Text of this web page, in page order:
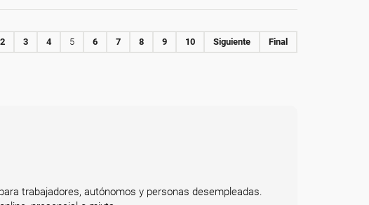
2 3 4 5 6 7 8 9 10 Siguiente Final
trabajadores, autónomos y personas desempleadas.